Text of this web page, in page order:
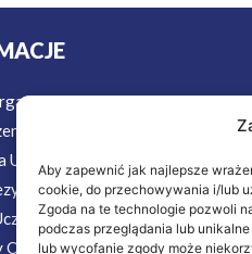
Aby zapewnić jak najlepsze
cookie, do przechowywania i/lub
Zgoda na te technologie pozwoli
podczas przeglądania lub
lub wycofanie zgody może
Turystyki
w Podróży
Ubezpieczeniowa
Ubezpieczenie
Ochrony Małoletnich